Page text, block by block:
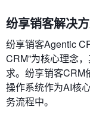
纷享销客解决
纷享销客Agentic
CRM”为核心理念
求。纷享销客CRM
操作系统作为AI核
务流程中。